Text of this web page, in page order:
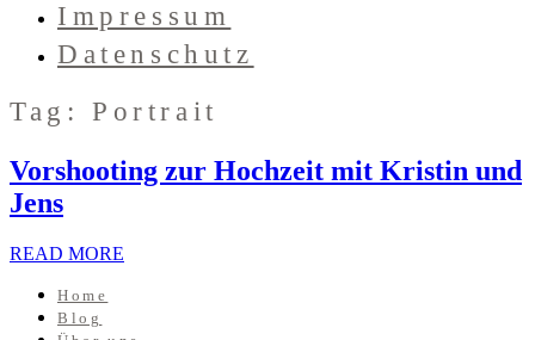
Impressum
Datenschutz
Tag: Portrait
Vorshooting zur Hochzeit mit Kristin und
Jens
READ MORE
Home
Blog